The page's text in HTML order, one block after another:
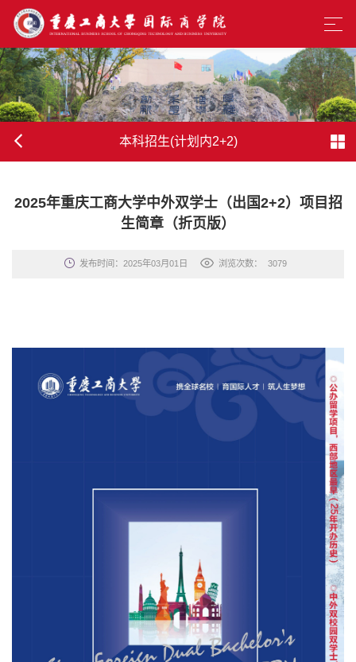
本科招生(计划内2+2)
2025年重庆工商大学中外双学士（出国2+2）项目招
生简章（折页版）
发布时间：2025年03月01日 浏览次数： 3079